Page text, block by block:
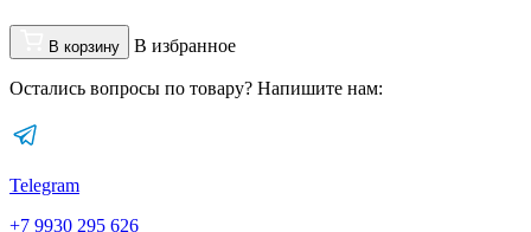
В корзину В избранное
Остались вопросы по товару? Напишите нам:
Telegram
+7 9930 295 626